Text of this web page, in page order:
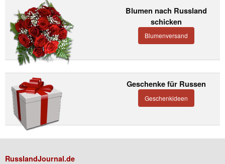
Blumen nach Russland
schicken
Blumenversand
Geschenke für Russen
Geschenkideen
RusslandJournal.de